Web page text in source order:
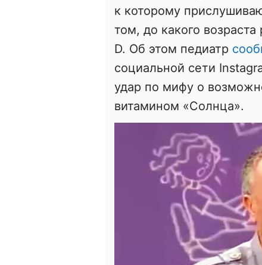
к которому
том, до какого
D. Об этом педиатр
социальной сети
удар по мифу о
витамином «Солнца».